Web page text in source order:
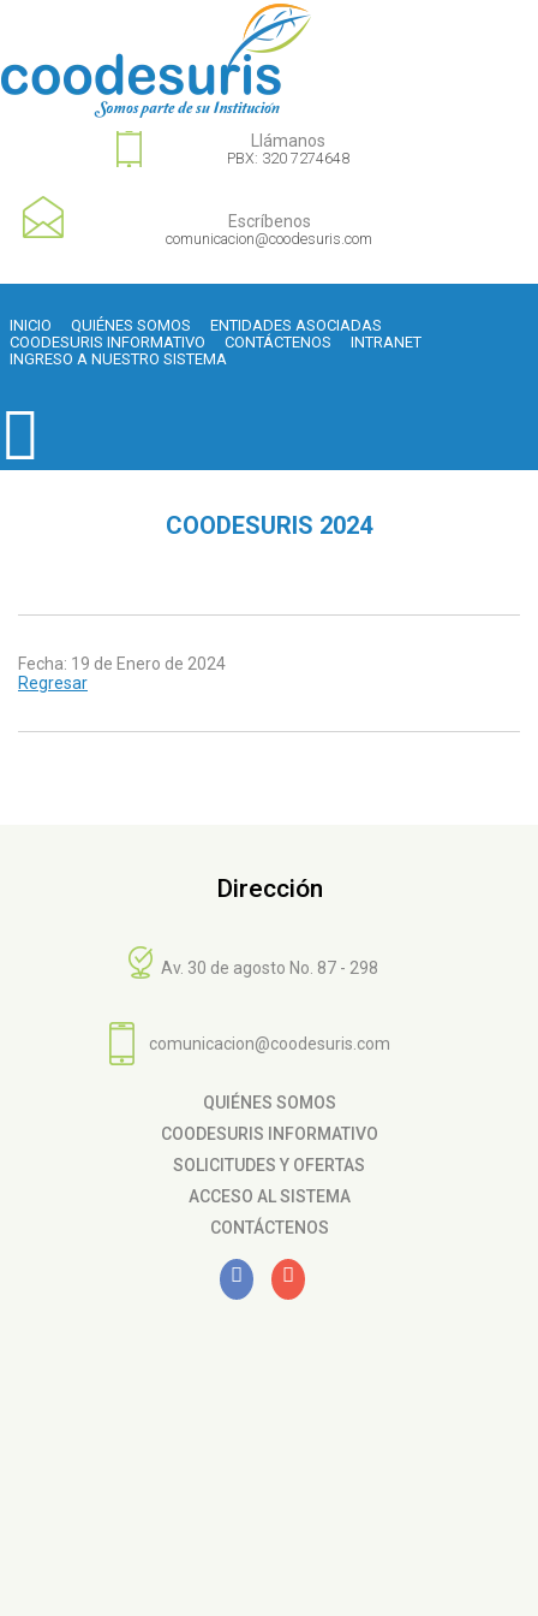
Llámanos
PBX: 320 7274648
Escríbenos
comunicacion@coodesuris.com
INICIO QUIÉNES SOMOS
ENTIDADES ASOCIADAS
COODESURIS INFORMATIVO
CONTÁCTENOS
INTRANET
INGRESO A NUESTRO SISTEMA
COODESURIS 2024
Fecha: 19 de Enero de 2024
Regresar
Dirección
Av. 30 de agosto No. 87 - 298
comunicacion@coodesuris.com
QUIÉNES SOMOS
COODESURIS INFORMATIVO
SOLICITUDES Y OFERTAS
ACCESO AL SISTEMA
CONTÁCTENOS